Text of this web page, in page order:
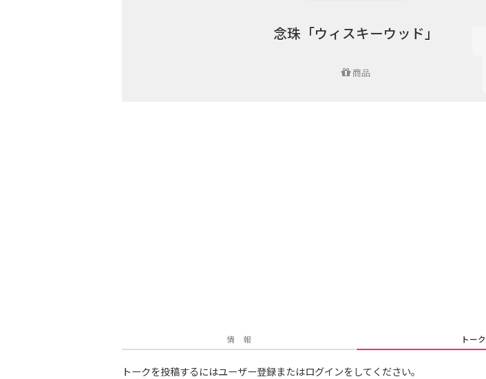
念珠「ウィスキーウッド」
商品
情 報 トーク
トークを投稿するにはユーザー登録またはログインをしてください。